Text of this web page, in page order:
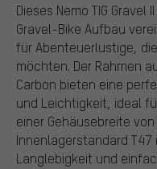
Dieses Nemo TIG Gravel
Gravel-Bike Aufbau
für Abenteuerlustige,
möchten. Der Rahmen
Carbon bieten eine
und Leichtigkeit, ideal
einer Gehäusebreite
Innenlagerstandard
Langlebigkeit und